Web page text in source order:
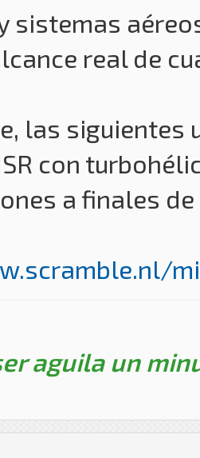
sistemas
real de
las siguientes
con
a finales de
aguila un